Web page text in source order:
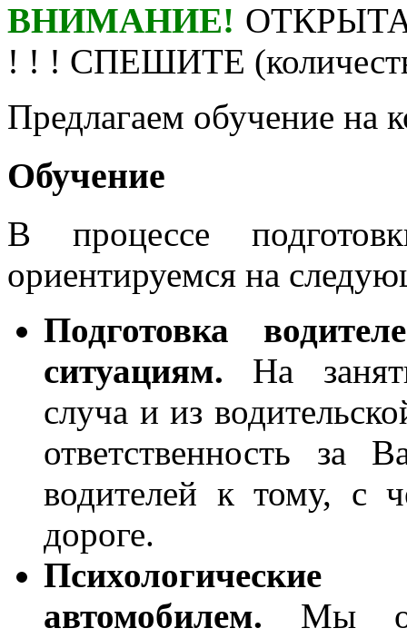
ВНИМАНИЕ!
! ! ! СПЕШИТЕ
Предлагаем обучение
Обучение
В процессе
ориентируемся на
Подготовка
ситуациям. На
случа и из
ответственность за
водителей к тому, с
дороге.
автомобилем. Мы